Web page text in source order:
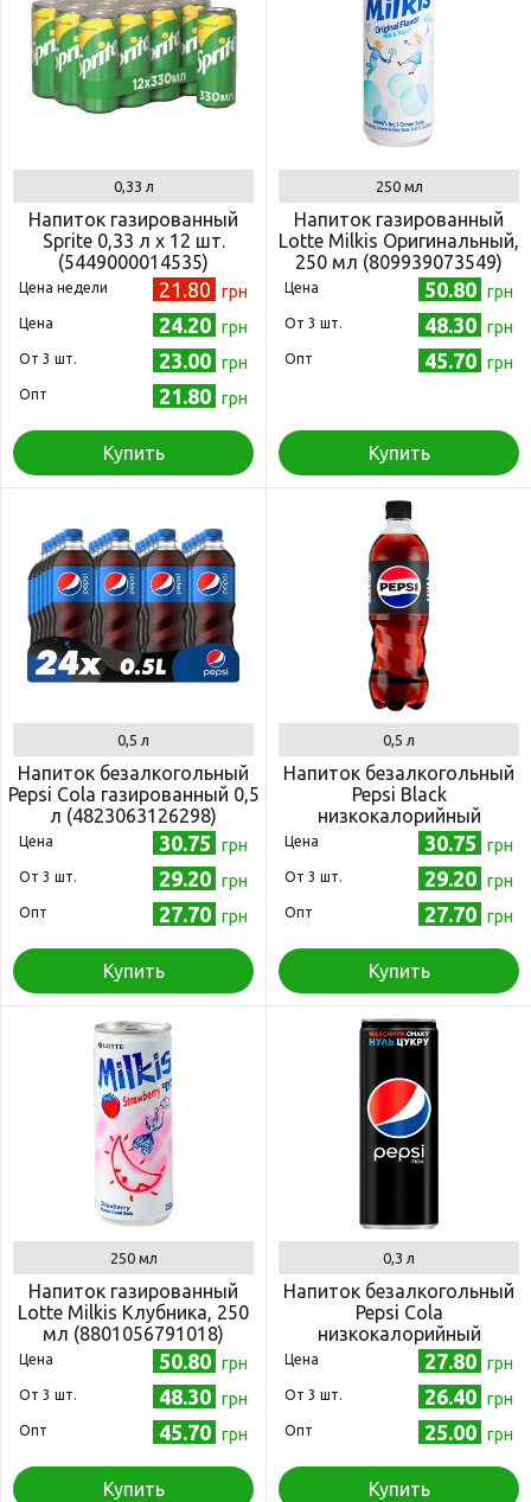
0,33 л
Напиток газированный
Sprite 0,33 л x 12 шт.
(5449000014535)
Цена недели 21.80 грн
Цена 24.20 грн
Oт 3 шт. 23.00 грн
Опт 21.80 грн
Купить
250 мл
Напиток газированный
Lotte Milkis Оригинальный,
250 мл (809939073549)
Цена 50.80 грн
Oт 3 шт. 48.30 грн
Опт 45.70 грн
Купить
0,5 л
Напиток безалкогольный
Pepsi Cola газированный 0,5
л (4823063126298)
Цена 30.75 грн
Oт 3 шт. 29.20 грн
Опт 27.70 грн
Купить
0,5 л
Напиток безалкогольный
Pepsi Black
низкокалорийный
газированный 0,5 л
(4823063112673)
Цена 30.75 грн
Oт 3 шт. 29.20 грн
Опт 27.70 грн
Купить
250 мл
Напиток газированный
Lotte Milkis Клубника, 250
мл (8801056791018)
Цена 50.80 грн
Oт 3 шт. 48.30 грн
Опт 45.70 грн
Купить
0,3 л
Напиток безалкогольный
Pepsi Cola
низкокалорийный
газированный, ж/б, 0,3 л
(4823063112666)
Цена 27.80 грн
Oт 3 шт. 26.40 грн
Опт 25.00 грн
Купить